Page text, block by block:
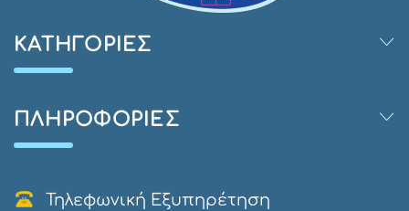
ΚΑΤΗΓΟΡΊΕΣ
ΠΛΗΡΟΦΟΡΊΕΣ
Τηλεφωνική Εξυπηρέτηση